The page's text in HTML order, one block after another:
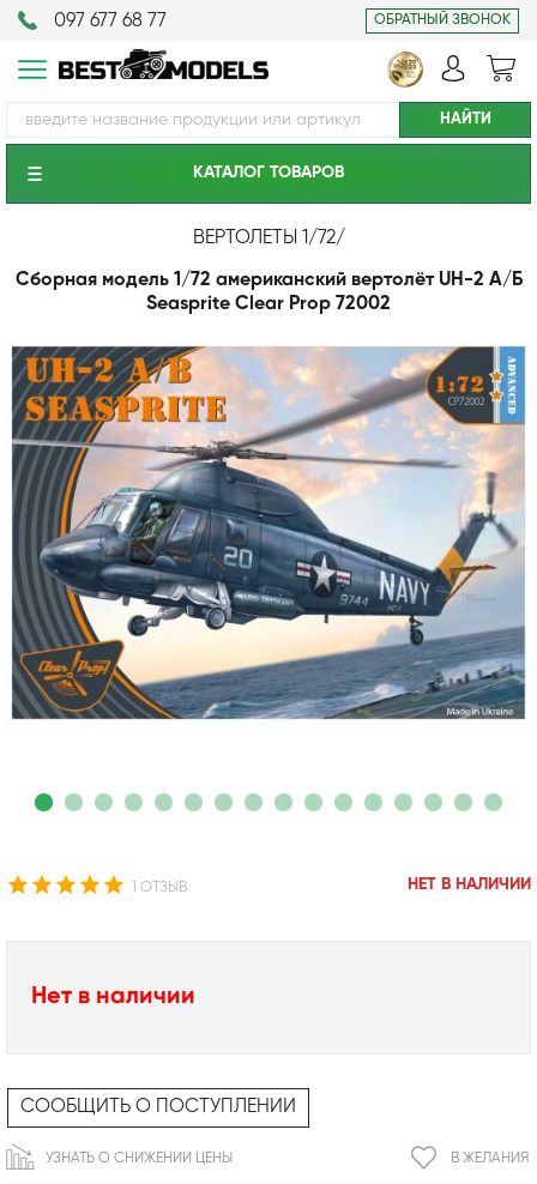
097 677 68 77 ОБРАТНЫЙ ЗВОНОК
КАТАЛОГ ТОВАРОВ
ВЕРТОЛЕТЫ 1/72/
Сборная модель 1/72 американский вертолёт UH-2 А/Б
Seasprite Clear Prop 72002
1 ОТЗЫВ НЕТ В НАЛИЧИИ
Нет в наличии
СООБЩИТЬ О ПОСТУПЛЕНИИ
В ЖЕЛАНИЯ
УЗНАТЬ О СНИЖЕНИИ ЦЕНЫ